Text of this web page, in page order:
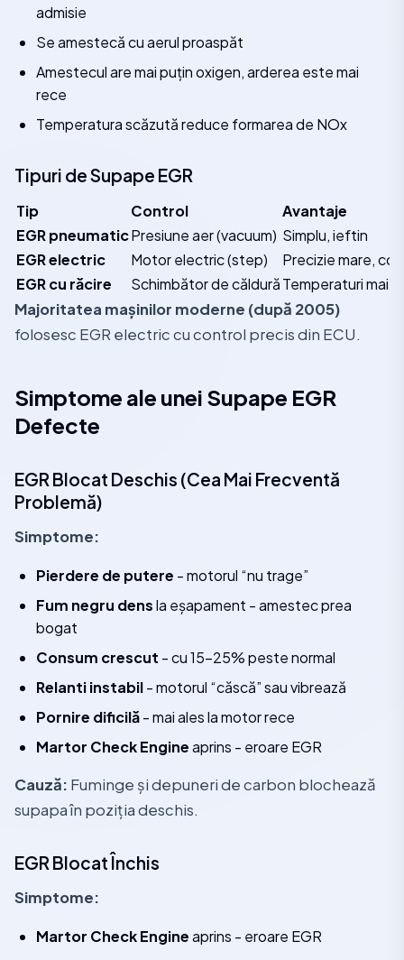
admisie
Se amestecă cu aerul proaspăt
Amestecul are mai puțin oxigen, arderea este mai
rece
Temperatura scăzută reduce formarea de NOx
Tipuri de Supape EGR
Tip Control
Avantaje
EGR pneumaticPresiune aer (vacuum) Simplu, ieftin
EGR electric
Motor electric (step)
Precizie mare,
EGR cu răcire
Schimbător de căldurăTemperaturi mai
Majoritatea mașinilor moderne (după 2005)
folosesc EGR electric cu control precis din ECU.
Simptome ale unei Supape EGR
Defecte
EGR Blocat Deschis (Cea Mai Frecventă
Problemă)
Simptome:
Pierdere de putere - motorul “nu trage”
Fum negru densla eșapament - amestec prea
bogat
Consum crescut - cu 15-25% peste normal
Relanti instabil- motorul “căscă” sau vibrează
Pornire dificilă- mai ales la motor rece
Martor Check Engineaprins - eroare EGR
Cauză: Fuminge și depuneri de carbon blochează
supapa în poziția deschis.
EGR Blocat Închis
Simptome:
Martor Check Engineaprins - eroare EGR